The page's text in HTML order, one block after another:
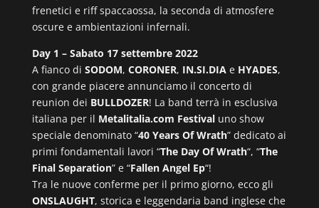
frenetici e riff spaccaossa, la seconda di atmosfere
oscure e ambientazioni infernali.
Day 1 – Sabato 17 settembre 2022
A fianco di SODOM, CORONER, IN.SI.DIAe HYADES,
con grande piacere annunciamo il concerto di
reunion dei BULLDOZER! La band terrà in esclusiva
italiana per il Metalitalia.com Festivaluno show
speciale denominato “40 Years Of Wrath” dedicato ai
primi fondamentali lavori “The Day Of Wrath“, “The
Final Separation” e “Fallen Angel Ep“!
Tra le nuove conferme per il primo giorno, ecco gli
ONSLAUGHT, storica e leggendaria band inglese che